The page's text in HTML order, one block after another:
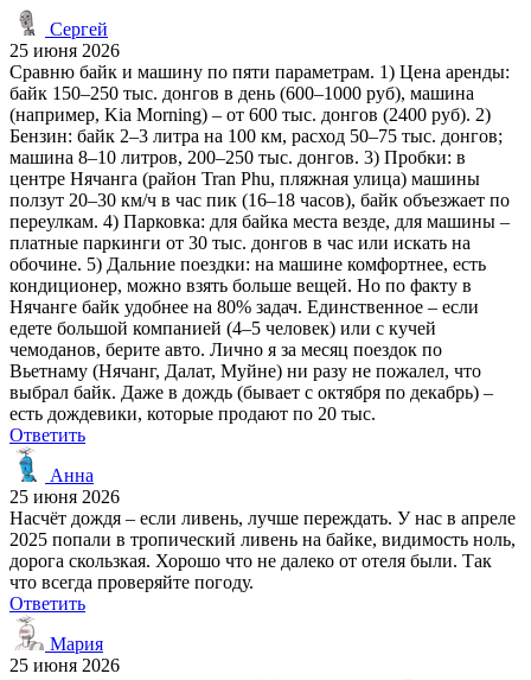
Сергей
25 июня 2026
Сравню байк и машину по пяти параметрам. 1) Цена аренды:
байк 150–250 тыс. донгов в день (600–1000 руб), машина
(например, Kia Morning) – от 600 тыс. донгов (2400 руб). 2)
Бензин: байк 2–3 литра на 100 км, расход 50–75 тыс. донгов;
машина 8–10 литров, 200–250 тыс. донгов. 3) Пробки: в
центре Нячанга (район Tran Phu, пляжная улица) машины
ползут 20–30 км/ч в час пик (16–18 часов), байк объезжает по
переулкам. 4) Парковка: для байка места везде, для машины –
платные паркинги от 30 тыс. донгов в час или искать на
обочине. 5) Дальние поездки: на машине комфортнее, есть
кондиционер, можно взять больше вещей. Но по факту в
Нячанге байк удобнее на 80% задач. Единственное – если
едете большой компанией (4–5 человек) или с кучей
чемоданов, берите авто. Лично я за месяц поездок по
Вьетнаму (Нячанг, Далат, Муйне) ни разу не пожалел, что
выбрал байк. Даже в дождь (бывает с октября по декабрь) –
есть дождевики, которые продают по 20 тыс.
Ответить
Анна
25 июня 2026
Насчёт дождя – если ливень, лучше переждать. У нас в апреле
2025 попали в тропический ливень на байке, видимость ноль,
дорога скользкая. Хорошо что не далеко от отеля были. Так
что всегда проверяйте погоду.
Ответить
Мария
25 июня 2026